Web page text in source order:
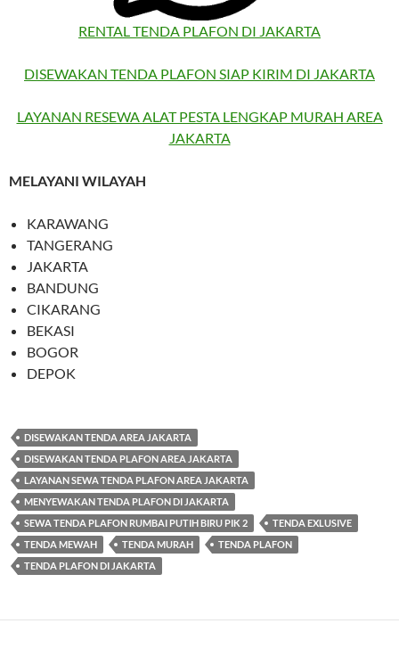
RENTAL TENDA PLAFON DI JAKARTA
DISEWAKAN TENDA PLAFON SIAP KIRIM DI JAKARTA
LAYANAN RESEWA ALAT PESTA LENGKAP MURAH AREA
JAKARTA
MELAYANI WILAYAH
KARAWANG
TANGERANG
JAKARTA
BANDUNG
CIKARANG
BEKASI
BOGOR
DEPOK
DISEWAKAN TENDA AREA JAKARTA
DISEWAKAN TENDA PLAFON AREA JAKARTA
LAYANAN SEWA TENDA PLAFON AREA JAKARTA
MENYEWAKAN TENDA PLAFON DI JAKARTA
SEWA TENDA PLAFON RUMBAI PUTIH BIRU PIK 2
TENDA EXLUSIVE
TENDA MEWAH
TENDA MURAH
TENDA PLAFON
TENDA PLAFON DI JAKARTA